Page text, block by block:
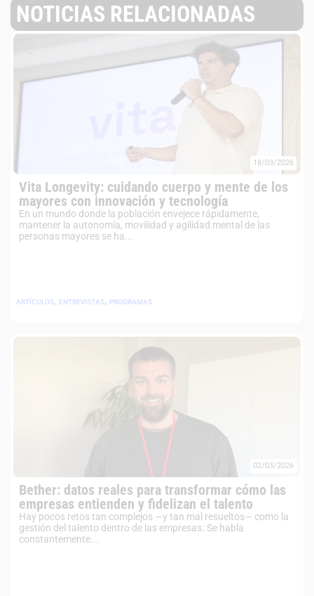
NOTICIAS RELACIONADAS
18/03/2026
Vita Longevity: cuidando cuerpo y mente de los
mayores con innovación y tecnología
En un mundo donde la población envejece rápidamente,
mantener la autonomía, movilidad y agilidad mental de las
personas mayores se ha...
ARTÍCULOS, ENTREVISTAS, PROGRAMAS
02/03/2026
Bether: datos reales para transformar cómo las
empresas entienden y fidelizan el talento
Hay pocos retos tan complejos —y tan mal resueltos— como la
gestión del talento dentro de las empresas. Se habla
constantemente...